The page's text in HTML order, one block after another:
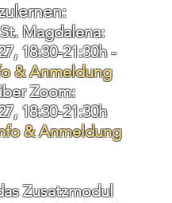
Magdalena:
, 18:30-21:30h -
& Anmeldung
Zoom:
, 18:30-21:30h
& Anmeldung
Zusatzmodul